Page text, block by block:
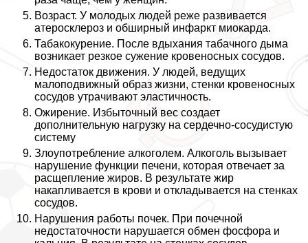
Возраст. У молодых людей реже развивается
атеросклероз и обширный инфаркт миокарда.
Табакокурение. После вдыхания табачного дыма
возникает резкое сужение кровеносных сосудов.
Недостаток движения. У людей, ведущих
малоподвижный образ жизни, стенки кровеносных
сосудов утрачивают эластичность.
Ожирение. Избыточный вес создает
дополнительную нагрузку на сердечно-сосудистую
систему
Злоупотрeбление алкоголем. Алкоголь вызывает
нарушение функции печени, которая отвечает за
расщепление жиров. В результате жир
накапливается в крови и откладывается на стенках
сосудов.
Нарушения работы почек. При почечной
недостаточности нарушается обмен фосфора и